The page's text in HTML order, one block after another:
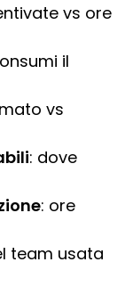
vs ore
il
vs
: dove
: ore
team usata